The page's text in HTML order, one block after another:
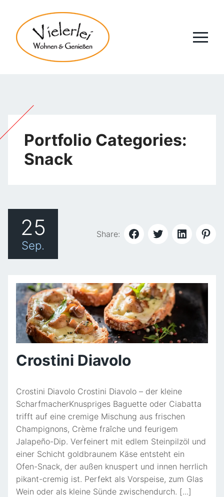
Portfolio Categories:
Snack
25
Sep.
Share:
Crostini Diavolo
Crostini Diavolo Crostini Diavolo – der kleine
ScharfmacherKnuspriges Baguette oder Ciabatta
trifft auf eine cremige Mischung aus frischen
Champignons, Crème fraîche und feurigem
Jalapeño-Dip. Verfeinert mit edlem Steinpilzöl und
einer Schicht goldbraunem Käse entsteht ein
Ofen-Snack, der außen knuspert und innen herrlich
pikant-cremig ist. Perfekt als Vorspeise, zum Glas
Wein oder als kleine Sünde zwischendurch. [...]